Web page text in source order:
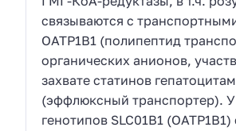
связываются с
ОАТР1В1 (полипептид
органических анионов,
захвате статинов
(эффлюксный транспортер). У
генотипов SLC01B1 (ОАТР1В1)